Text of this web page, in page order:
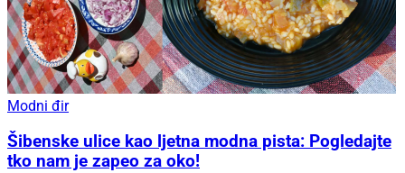
Modni đir
Šibenske ulice kao ljetna modna pista: Pogledajte
tko nam je zapeo za oko!